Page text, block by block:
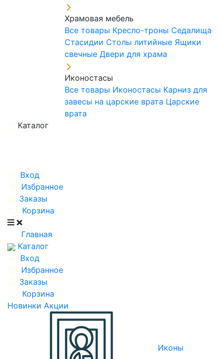
Храмовая мебель
Все товары Кресло-троны Седалища
Стасидии Столы литийные Ящики
свечные Двери для храма
Иконостасы
Все товары Иконостасы Карниз для
завесы на царские врата Царские
врата
Каталог
Вход
Избранное
Заказы
Корзина
Главная
Каталог
Вход
Избранное
Заказы
Корзина
Новинки Акции
Иконы